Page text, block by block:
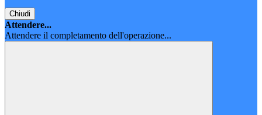
Chiudi
Attendere...
Attendere il completamento dell'operazione...